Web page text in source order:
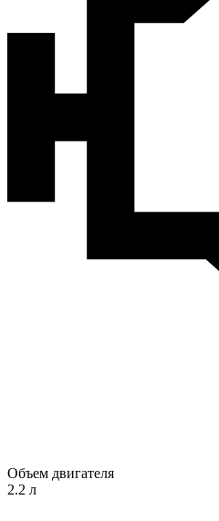
Объем двигателя
2.2 л